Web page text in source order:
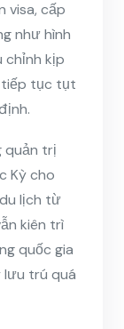
visa, cấp
như hình
chỉnh kịp
tiếp tục tụt
quản trị
Kỳ cho
lịch từ
kiên trì
quốc gia
trú quá